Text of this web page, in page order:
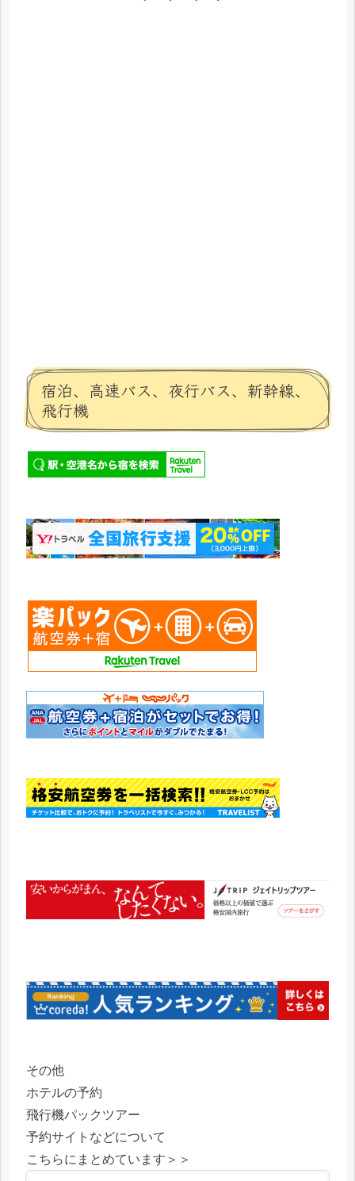
宿泊、高速バス、夜行バス、新幹線、
飛行機
その他
ホテルの予約
飛行機パックツアー
予約サイトなどについて
こちらにまとめています＞＞